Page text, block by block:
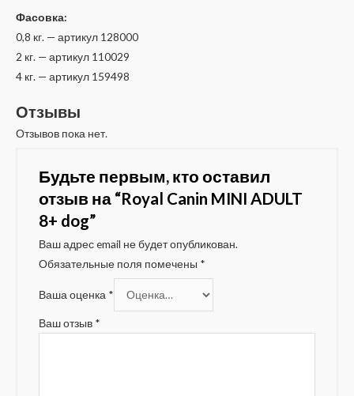
Фасовка:
0,8 кг. — артикул 128000
2 кг. — артикул 110029
4 кг. — артикул 159498
Отзывы
Отзывов пока нет.
Будьте первым, кто оставил
отзыв на “Royal Canin MINI ADULT
8+ dog”
Ваш адрес email не будет опубликован.
Обязательные поля помечены *
Ваша оценка *
Ваш отзыв *